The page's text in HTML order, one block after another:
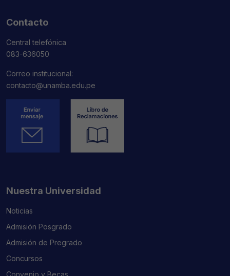
Contacto
Central telefónica
083-636050
Correo institucional:
contacto@unamba.edu.pe
Nuestra Universidad
Noticias
Admisión Posgrado
Admisión de Pregrado
Concursos
Convenio y Becas